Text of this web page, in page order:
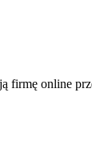
firmę online